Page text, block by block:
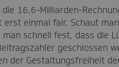
die 16,6-Milliarden-
erst einmal fair. Schaut
schnell fest, dass die
geschlossen
der Gestaltungsfreiheit